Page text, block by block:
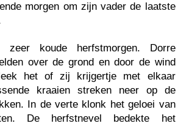
morgen om zijn vader de laatste
koude herfstmorgen. Dorre
over de grond en door de wind
het of zij krijgertje met elkaar
kraaien streken neer op de
In de verte klonk het geloei van
De herfstnevel bedekte het